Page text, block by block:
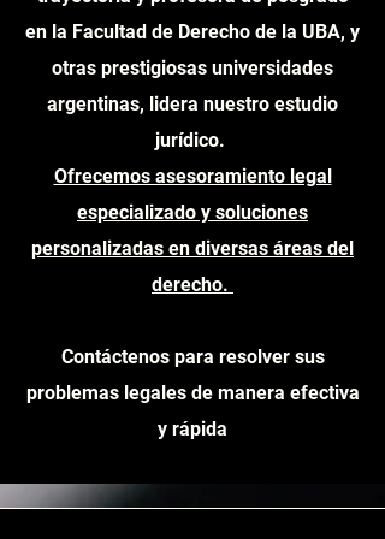
en la Facultad de Derecho de la UBA, y
otras prestigiosas universidades
argentinas, lidera nuestro estudio
jurídico.
Ofrecemos asesoramiento legal
especializado y soluciones
personalizadas en diversas áreas del
derecho.
Contáctenos para resolver sus
problemas legales de manera efectiva
y rápida